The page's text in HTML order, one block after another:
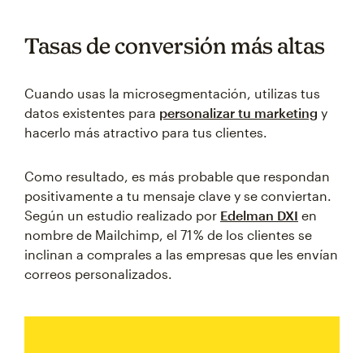
Tasas de conversión más altas
Cuando usas la microsegmentación, utilizas tus
datos existentes para personalizar tu marketing y
hacerlo más atractivo para tus clientes.
Como resultado, es más probable que respondan
positivamente a tu mensaje clave y se conviertan.
Según un estudio realizado por Edelman DXI en
nombre de Mailchimp, el 71 % de los clientes se
inclinan a comprales a las empresas que les envían
correos personalizados.